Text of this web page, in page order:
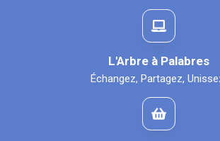
L'Arbre à Palabres
Échangez, Partagez,